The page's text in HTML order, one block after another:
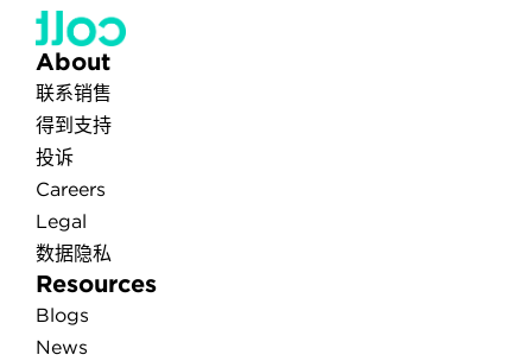
About
联系销售
得到支持
投诉
Careers
Legal
数据隐私
Resources
Blogs
News